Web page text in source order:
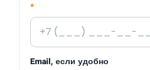
*
Email, если удобно